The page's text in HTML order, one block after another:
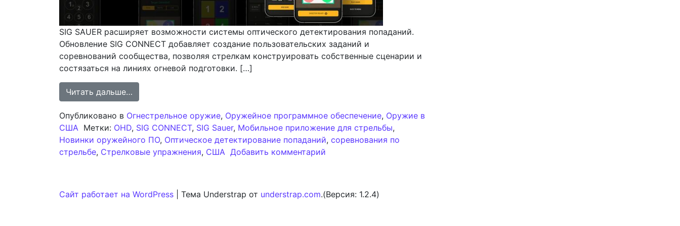
SIG SAUER расширяет возможности системы оптического детектирования попаданий.
Обновление SIG CONNECT добавляет создание пользовательских заданий и
соревнований сообщества, позволяя стрелкам конструировать собственные сценарии и
состязаться на линиях огневой подготовки. […]
Читать дальше…
Опубликовано в Огнестрельное оружие, Оружейное программное обеспечение, Оружие в
США Метки: OHD, SIG CONNECT, SIG Sauer, Мобильное приложение для стрельбы,
Новинки оружейного ПО, Оптическое детектирование попаданий, соревнования по
стрельбе, Стрелковые упражнения, США Добавить комментарий
Сайт работает на WordPress Тема Understrap от understrap.com.(Версия: 1.2.4)